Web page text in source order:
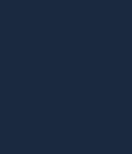
клавишные